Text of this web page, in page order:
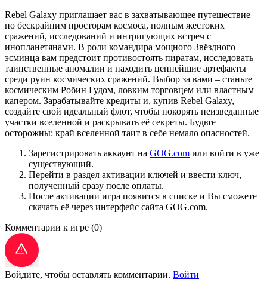
Rebel Galaxy приглашает вас в захватывающее путешествие
по бескрайним просторам космоса, полным жестоких
сражений, исследований и интригующих встреч с
инопланетянами. В роли командира мощного Звёздного
эсминца вам предстоит противостоять пиратам, исследовать
таинственные аномалии и находить ценнейшие артефакты
среди руин космических сражений. Выбор за вами – станьте
космическим Робин Гудом, ловким торговцем или властным
капером. Зарабатывайте кредиты и, купив Rebel Galaxy,
создайте свой идеальный флот, чтобы покорять неизведанные
участки вселенной и раскрывать её секреты. Будьте
осторожны: край вселенной таит в себе немало опасностей.
Зарегистрировать аккаунт на GOG.com или войти в уже
существующий.
Перейти в раздел активации ключей и ввести ключ,
полученный сразу после оплаты.
После активации игра появится в списке и Вы сможете
скачать её через интерфейс сайта GOG.com.
Комментарии к игре (0)
Войдите, чтобы оставлять комментарии. Войти